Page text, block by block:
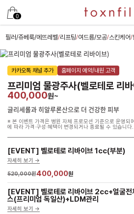
0
필러/쥬베룩/에뜨레벨/리프팅/여드름/모공/스킨케어/
카카오톡 채널 추가 홈페이지 예약/내원 고객
프리미엄 물광주사(벨로테로 리
400,000원~
글리세롤과 히알루론산으로 더 건강한 피부
※ 본 이벤트 가격은 병원 자체 프로모션 기준으로 운영되
에 따라 가격·구성·혜택이 변경되거나 종료될 수 있습니다.
[EVENT] 벨로테로 리바이브 1cc(부분)
자세히 보기 ->
520,000원400,000원
[EVENT] 벨로테로 리바이브 2cc+얼굴전
스(프리미엄 독일산)+LDM관리
자세히 보기 ->
남은 시술/관리권 예약
남은 시술/관리권 종류 선택
리프팅
색소
제모
여드름/모공
스킨부스터
스킨케어
체형
항노화수액
기타